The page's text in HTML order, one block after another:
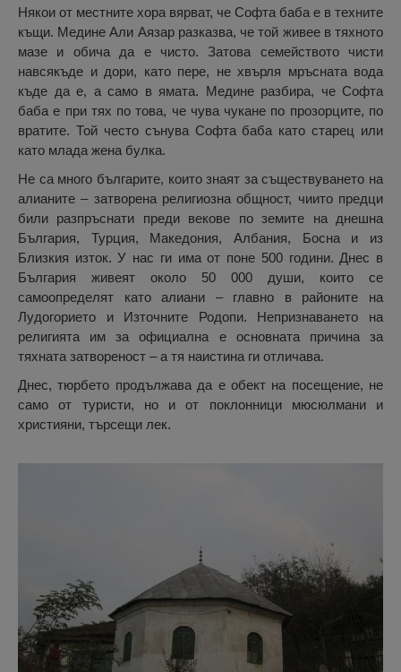
Някои от местните хора вярват, че Софта баба е в техните
къщи. Медине Али Аязар разказва, че той живее в тяхното
мазе и обича да е чисто. Затова семейството чисти
навсякъде и дори, като пере, не хвърля мръсната вода
къде да е, а само в ямата. Медине разбира, че Софта
баба е при тях по това, че чува чукане по прозорците, по
вратите. Той често сънува Софта баба като старец или
като млада жена булка.
Не са много българите, които знаят за съществуването на
алианите – затворена религиозна общност, чиито предци
били разпръснати преди векове по земите на днешна
България, Турция, Македония, Албания, Босна и из
Близкия изток. У нас ги има от поне 500 години. Днес в
България живеят около 50 000 души, които се
самоопределят като алиани – главно в районите на
Лудогорието и Източните Родопи. Непризнаването на
религията им за официална е основната причина за
тяхната затвореност – а тя наистина ги отличава.
Днес, тюрбето продължава да е обект на посещение, не
само от туристи, но и от поклонници мюсюлмани и
християни, търсещи лек.